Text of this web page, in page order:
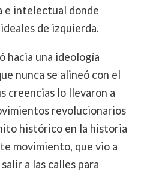
e intelectual donde
de izquierda.
hacia una ideología
nunca se alineó con el
creencias lo llevaron a
revolucionarios
histórico en la historia
movimiento, que vio a
a las calles para